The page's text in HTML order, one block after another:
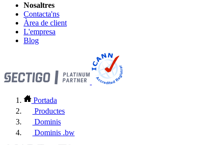
Nosaltres
Contacta'ns
Àrea de client
L'empresa
Blog
Portada
Productes
Dominis
Dominis .bw